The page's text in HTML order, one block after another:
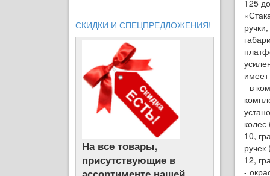
СКИДКИ И СПЕЦПРЕДЛОЖЕНИЯ!
На все товары,
присутствующие в
125
- в
10,
12,
-